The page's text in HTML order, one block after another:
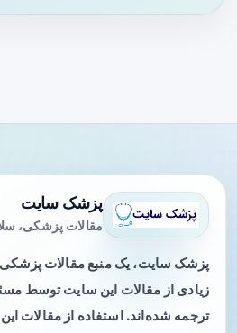
پزشک سایت
مقالات پزشکی،
پزشک سایت، یک منبع مقالات
زیادی از مقالات این سایت توسط
ترجمه شده‌اند. استفاده از مقالات